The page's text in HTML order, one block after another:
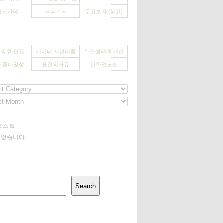
크카페 ㅍㅍㅅㅅ 두고보자 (창고)
위 연결 데이터 저널리즘 뉴스생태계 개선
종다양성 표현의자유 만화인노조
스트
없습니다
Search